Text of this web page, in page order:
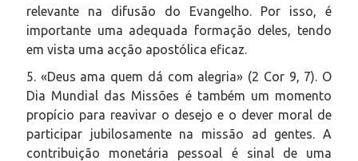
relevante na difusão do Evangelho. Por isso, é
importante uma adequada formação deles, tendo
em vista uma acção apostólica eficaz.
5. «Deus ama quem dá com alegria» (2 Cor 9, 7). O
Dia Mundial das Missões é também um momento
propício para reavivar o desejo e o dever moral de
participar jubilosamente na missão ad gentes. A
contribuição monetária pessoal é sinal de uma